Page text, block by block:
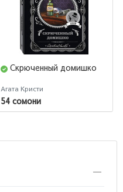
Скрюченный домишко
Агата Кристи
54 сомони